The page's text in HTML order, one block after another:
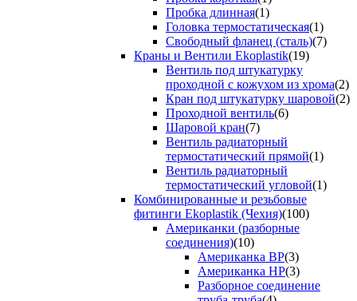
Пробка длинная(1)
Головка термостатическая(1)
Свободный фланец (сталь)(7)
Краны и Вентили Ekoplastik(19)
Вентиль под штукатурку
проходной с кожухом из хрома(2)
Кран под штукатурку шаровой(2)
Проходной вентиль(6)
Шаровой кран(7)
Вентиль радиаторный
термостатический прямой(1)
Вентиль радиаторный
термостатический угловой(1)
Комбинированные и резьбовые
фитинги Ekoplastik (Чехия)(100)
Американки (разборные
соединения)(10)
Американка ВР(3)
Американка НР(3)
Разборное соединение